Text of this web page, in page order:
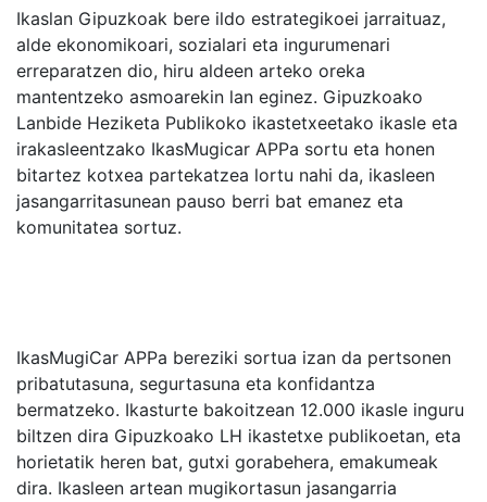
Ikaslan Gipuzkoak bere ildo estrategikoei jarraituaz,
alde ekonomikoari, sozialari eta ingurumenari
erreparatzen dio, hiru aldeen arteko oreka
mantentzeko asmoarekin lan eginez. Gipuzkoako
Lanbide Heziketa Publikoko ikastetxeetako ikasle eta
irakasleentzako IkasMugicar APPa sortu eta honen
bitartez kotxea partekatzea lortu nahi da, ikasleen
jasangarritasunean pauso berri bat emanez eta
komunitatea sortuz.
IkasMugiCar APPa bereziki sortua izan da pertsonen
pribatutasuna, segurtasuna eta konfidantza
bermatzeko. Ikasturte bakoitzean 12.000 ikasle inguru
biltzen dira Gipuzkoako LH ikastetxe publikoetan, eta
horietatik heren bat, gutxi gorabehera, emakumeak
dira. Ikasleen artean mugikortasun jasangarria